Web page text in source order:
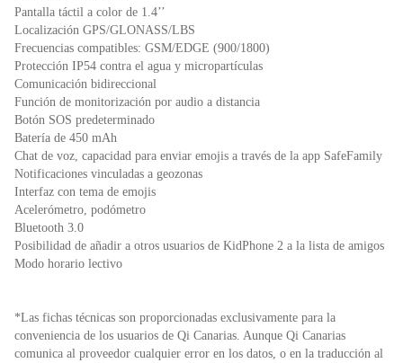
Pantalla táctil a color de 1.4’’
Localización GPS/GLONASS/LBS
Frecuencias compatibles: GSM/EDGE (900/1800)
Protección IP54 contra el agua y micropartículas
Comunicación bidireccional
Función de monitorización por audio a distancia
Botón SOS predeterminado
Batería de 450 mAh
Chat de voz, capacidad para enviar emojis a través de la app SafeFamily
Notificaciones vinculadas a geozonas
Interfaz con tema de emojis
Acelerómetro, podómetro
Bluetooth 3.0
Posibilidad de añadir a otros usuarios de KidPhone 2 a la lista de amigos
Modo horario lectivo
*Las fichas técnicas son proporcionadas exclusivamente para la
conveniencia de los usuarios de Qi Canarias. Aunque Qi Canarias
comunica al proveedor cualquier error en los datos, o en la traducción al